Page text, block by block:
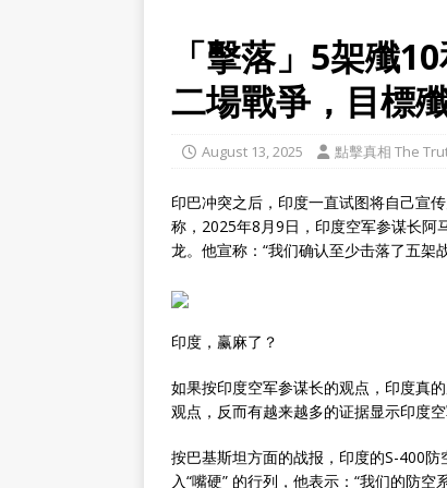
「擊落」5架殲
二場戰爭，目標
August 13, 2025 點擊真相 The
印巴冲突之后，印度一直试图将自己宣
称，2025年8月9日，印度空军参谋长阿
龙。他宣称：“我们确认至少击落了五架
印度，赢麻了？
如果按印度空军参谋长的观点，印度真
观点，反而有越来越多的证据显示印度
按巴基斯坦方面的战报，印度的S-400
入“嘴硬” 的行列，他表示：“我们的防